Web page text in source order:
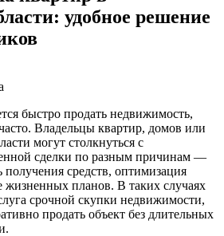
удобное решение
быстро продать недвижимость,
Владельцы квартир, домов или
могут столкнуться с
сделки по разным причинам —
получения средств, оптимизация
жизненных планов. В таких случаях
срочной скупки недвижимости,
продать объект без длительных